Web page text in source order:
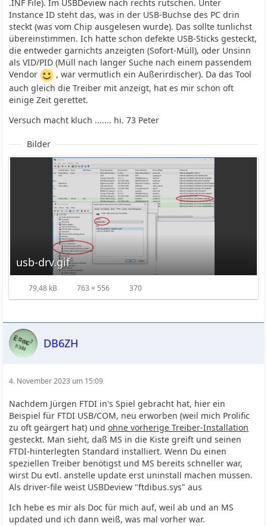
.INF File). Im USBDeview nach rechts rutschen. Unter
Instance ID steht das, was in der USB-Buchse des PC drin
steckt (was vom Chip ausgelesen wurde). Das sollte tunlichst
übereinstimmen. Ich hatte schon defekte USB-Sticks gesteckt,
die entweder garnichts anzeigten (Sofort-Müll), oder Unsinn
als VID/PID (Müll nach langer Suche nach einem passendem
Vendor
, war vermutlich ein Außerirdischer). Da das Tool
auch gleich die Treiber mit anzeigt, hat es mir schon oft
einige Zeit gerettet.
Versuch macht kluch ....... hi. 73 Peter
Bilder
usb-drv.gif
79,48 kB 763 × 556 370
DB6ZH
4. November 2023 um 15:09
Nachdem Jürgen FTDI in's Spiel gebracht hat, hier ein
Beispiel für FTDI USB/COM, neu erworben (weil mich Prolific
zu oft geärgert hat) undohne vorherige Treiber-Installation
gesteckt. Man sieht, daß MS in die Kiste greift und seinen
FTDI-hinterlegten Standard installiert. Wenn Du einen
speziellen Treiber benötigst und MS bereits schneller war,
wirst Du evtl. anstelle update erst uninstall machen müssen.
Als driver-file weist USBDeview "ftdibus.sys" aus
Ich hebe es mir als Doc für mich auf, weil ab und an MS
updated und ich dann weiß, was mal vorher war.